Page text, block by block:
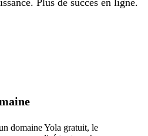
domaine Yola gratuit, le